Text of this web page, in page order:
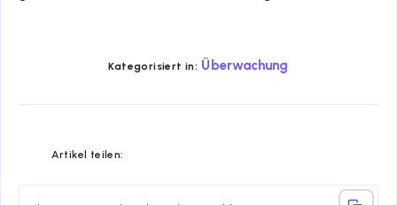
Kategorisiert in: Überwachung
Artikel teilen:
Whatsapp